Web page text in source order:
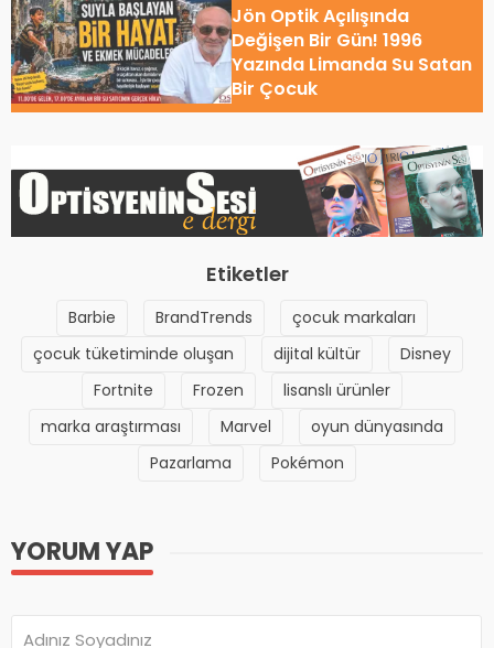
Jön Optik Açılışında
Değişen Bir Gün! 1996
Yazında Limanda Su Satan
Bir Çocuk
Etiketler
Barbie BrandTrends
çocuk markaları
çocuk tüketiminde oluşan
dijital kültür
Disney
Fortnite
Frozen
lisanslı ürünler
marka araştırması
Marvel
oyun dünyasında
Pazarlama
Pokémon
YORUM YAP